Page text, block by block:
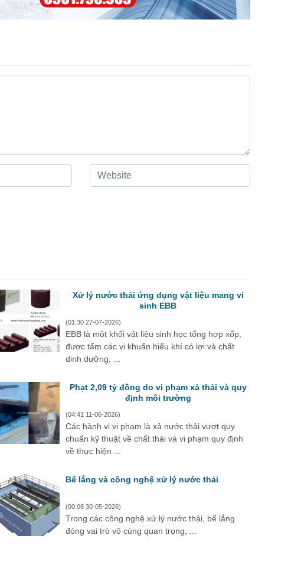
Xử lý nước thải ứng dụng vật liệu mang vi
sinh EBB
(01:30 27-07-2026)
EBB là một khối vật liệu sinh học tổng hợp xốp,
được tẩm các vi khuẩn hiếu khí có lợi và chất
dinh dưỡng, ...
Phạt 2,09 tỷ đồng do vi phạm xả thải và quy
định môi trường
(04:41 11-06-2026)
Các hành vi vi phạm là xả nước thải vượt quy
chuẩn kỹ thuật về chất thải và vi phạm quy định
về thực hiện ...
Bể lắng và công nghệ xử lý nước thải
(00:08 30-05-2026)
Trong các công nghệ xử lý nước thải, bể lắng
đóng vai trò vô cùng quan trọng, ...